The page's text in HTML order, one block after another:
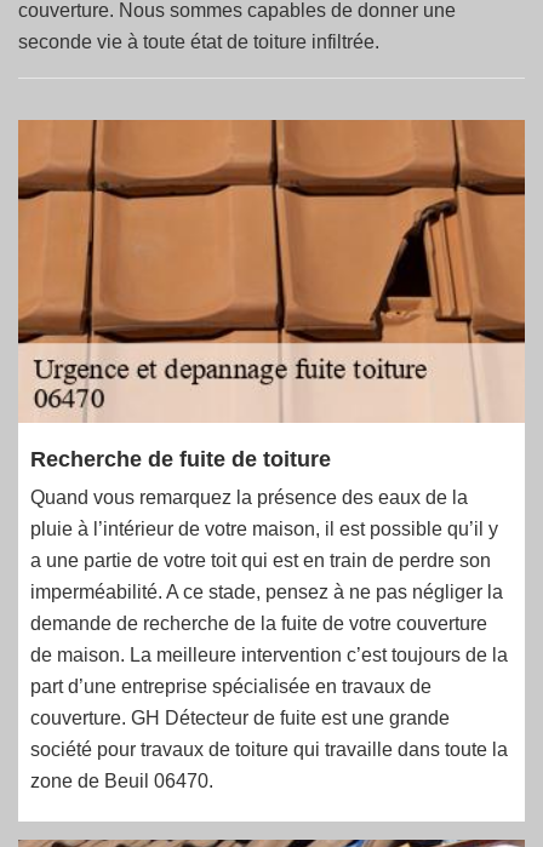
couverture. Nous sommes capables de donner une
seconde vie à toute état de toiture infiltrée.
Recherche de fuite de toiture
Quand vous remarquez la présence des eaux de la
pluie à l’intérieur de votre maison, il est possible qu’il y
a une partie de votre toit qui est en train de perdre son
imperméabilité. A ce stade, pensez à ne pas négliger la
demande de recherche de la fuite de votre couverture
de maison. La meilleure intervention c’est toujours de la
part d’une entreprise spécialisée en travaux de
couverture. GH Détecteur de fuite est une grande
société pour travaux de toiture qui travaille dans toute la
zone de Beuil 06470.